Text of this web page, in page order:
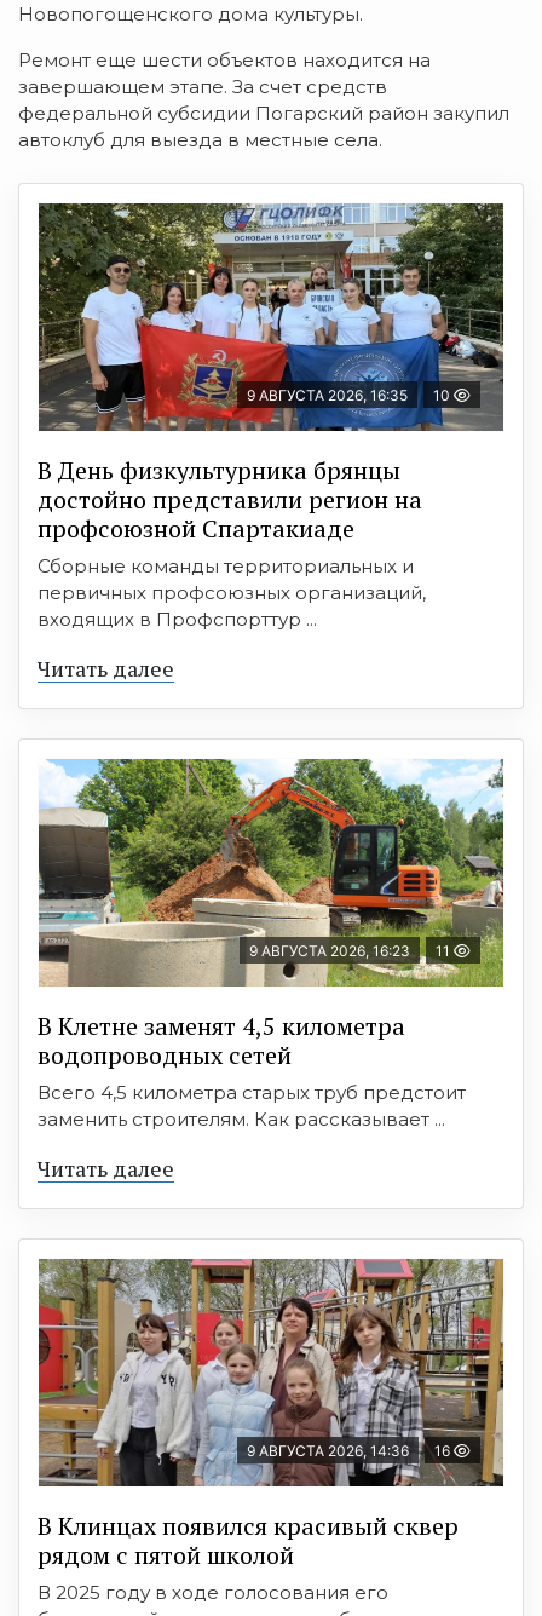
Новопогощенского дома культуры.
Ремонт еще шести объектов находится на
завершающем этапе. За счет средств
федеральной субсидии Погарский район закупил
автоклуб для выезда в местные села.
9 АВГУСТА 2026, 16:35 10
В День физкультурника брянцы
достойно представили регион на
профсоюзной Спартакиаде
Сборные команды территориальных и
первичных профсоюзных организаций,
входящих в Профспорттур ...
Читать далее
9 АВГУСТА 2026, 16:23 11
В Клетне заменят 4,5 километра
водопроводных сетей
Всего 4,5 километра старых труб предстоит
заменить строителям. Как рассказывает ...
Читать далее
9 АВГУСТА 2026, 14:36 16
В Клинцах появился красивый сквер
рядом с пятой школой
В 2025 году в ходе голосования его